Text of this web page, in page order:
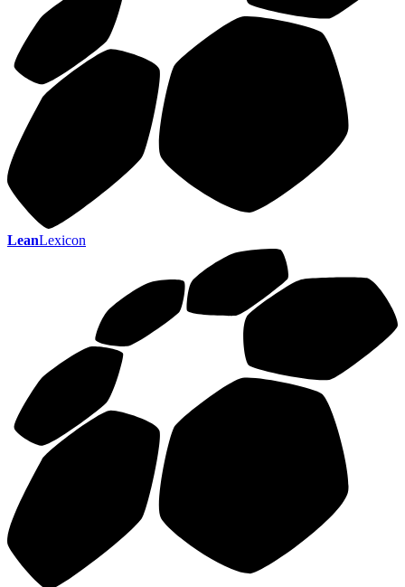
LeanLexicon